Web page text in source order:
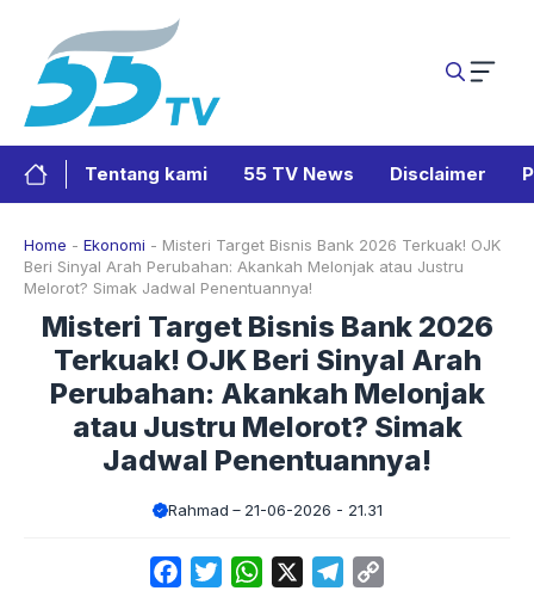
Tentang kami 55 TV News Disclaimer
Home - Ekonomi - Misteri Target Bisnis Bank 2026 Terkuak! OJK
Beri Sinyal Arah Perubahan: Akankah Melonjak atau Justru
Melorot? Simak Jadwal Penentuannya!
Misteri Target Bisnis Bank 2026
Terkuak! OJK Beri Sinyal Arah
Perubahan: Akankah Melonjak
atau Justru Melorot? Simak
Jadwal Penentuannya!
Rahmad 21-06-2026 - 21.31
FacebookTwitterWhatsApp Telegram